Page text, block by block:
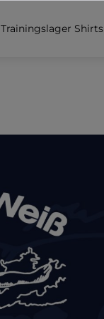
Trainingslager Shirts